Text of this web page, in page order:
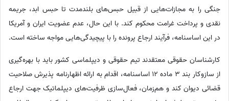
جنگی را به مجازات‌هایی از قبیل حبس‌های بلندمدت تا حبس ابد، جریمه
نقدی و پرداخت غرامت محکوم کند. با این حال، عدم عضویت ایران و آمریکا
در این اساسنامه، فرآیند ارجاع پرونده را با پیچیدگی‌هایی مواجه ساخته است.
کارشناسان حقوقی معتقدند تیم حقوقی و دیپلماسی کشور باید با بهره‌گیری
از سازوکار بند 3 ماده 12 اساسنامه، اقدام به ارائه اظهارنامه پذیرش صلاحیت
قضائی دیوان کند و هم‌زمان، فعال‌سازی ظرفیت‌های دیپلماتیک جهت ارجاع